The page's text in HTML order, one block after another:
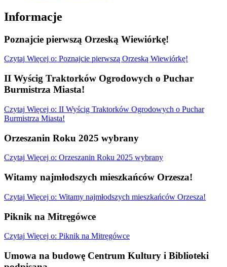
Informacje
Poznajcie pierwszą Orzeską Wiewiórkę!
Czytaj Więcej o: Poznajcie pierwszą Orzeską Wiewiórkę!
II Wyścig Traktorków Ogrodowych o Puchar
Burmistrza Miasta!
Czytaj Więcej o: II Wyścig Traktorków Ogrodowych o Puchar
Burmistrza Miasta!
Orzeszanin Roku 2025 wybrany
Czytaj Więcej o: Orzeszanin Roku 2025 wybrany
Witamy najmłodszych mieszkańców Orzesza!
Czytaj Więcej o: Witamy najmłodszych mieszkańców Orzesza!
Piknik na Mitręgówce
Czytaj Więcej o: Piknik na Mitręgówce
Umowa na budowę Centrum Kultury i Biblioteki